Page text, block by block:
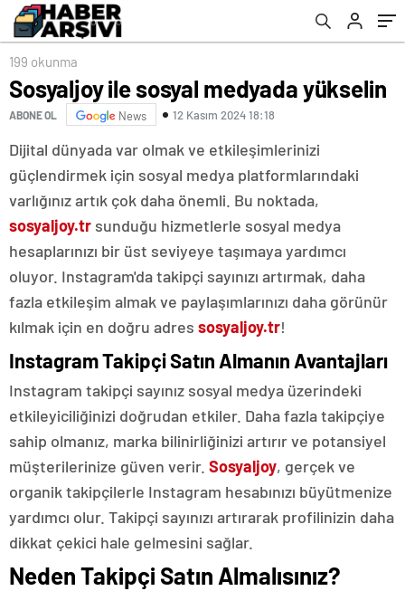
199 okunma
Sosyaljoy ile sosyal medyada yükselin
ABONE OL News 12 Kasım 2024 18:18
Dijital dünyada var olmak ve etkileşimlerinizi
güçlendirmek için sosyal medya platformlarındaki
varlığınız artık çok daha önemli. Bu noktada,
sosyaljoy.tr sunduğu hizmetlerle sosyal medya
hesaplarınızı bir üst seviyeye taşımaya yardımcı
oluyor. Instagram'da takipçi sayınızı artırmak, daha
fazla etkileşim almak ve paylaşımlarınızı daha görünür
kılmak için en doğru adres sosyaljoy.tr!
Instagram Takipçi Satın Almanın Avantajları
Instagram takipçi sayınız sosyal medya üzerindeki
etkileyiciliğinizi doğrudan etkiler. Daha fazla takipçiye
sahip olmanız, marka bilinirliğinizi artırır ve potansiyel
müşterilerinize güven verir. Sosyaljoy, gerçek ve
organik takipçilerle Instagram hesabınızı büyütmenize
yardımcı olur. Takipçi sayınızı artırarak profilinizin daha
dikkat çekici hale gelmesini sağlar.
Neden Takipçi Satın Almalısınız?